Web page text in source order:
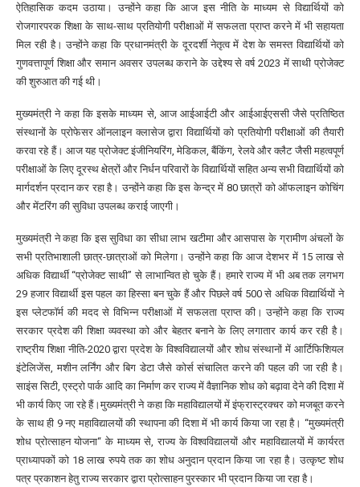
ऐतिहासिक कदम उठाया। उन्होंने कहा कि आज इस नीति के माध्यम से विद्यार्थियों को
रोजगारपरक शिक्षा के साथ-साथ प्रतियोगी परीक्षाओं में सफलता प्राप्त करने में भी सहायता
मिल रही है। उन्होंने कहा कि प्रधानमंत्री के दूरदर्शी नेतृत्व में देश के समस्त विद्यार्थियों को
गुणवत्तापूर्ण शिक्षा और समान अवसर उपलब्ध कराने के उद्देश्य से वर्ष 2023 में साथी प्रोजेक्ट
की शुरुआत की गई थी।
मुख्यमंत्री ने कहा कि इसके माध्यम से, आज आईआईटी और आईआईएससी जैसे प्रतिष्ठित
संस्थानों के प्रोफेसर ऑनलाइन क्लासेज द्वारा विद्यार्थियों को प्रतियोगी परीक्षाओं की तैयारी
करवा रहे हैं। आज यह प्रोजेक्ट इंजीनियरिंग, मेडिकल, बैंकिंग, रेलवे और क्लैट जैसी महत्वपूर्ण
परीक्षाओं के लिए दूरस्थ क्षेत्रों और निर्धन परिवारों के विद्यार्थियों सहित अन्य सभी विद्यार्थियों को
मार्गदर्शन प्रदान कर रहा है। उन्होंने कहा कि इस केन्द्र में 80 छात्रों को ऑफलाइन कोचिंग
और मेंटरिंग की सुविधा उपलब्ध कराई जाएगी।
मुख्यमंत्री ने कहा कि इस सुविधा का सीधा लाभ खटीमा और आसपास के ग्रामीण अंचलों के
सभी प्रतिभाशाली छात्र-छात्राओं को मिलेगा। उन्होंने कहा कि आज देशभर में 15 लाख से
अधिक विद्यार्थी “प्रोजेक्ट साथी” से लाभान्वित हो चुके हैं। हमारे राज्य में भी अब तक लगभग
29 हजार विद्यार्थी इस पहल का हिस्सा बन चुके हैं और पिछले वर्ष 500 से अधिक विद्यार्थियों ने
इस प्लेटफॉर्म की मदद से विभिन्न परीक्षाओं में सफलता प्राप्त की। उन्होंने कहा कि राज्य
सरकार प्रदेश की शिक्षा व्यवस्था को और बेहतर बनाने के लिए लगातार कार्य कर रही है।
राष्ट्रीय शिक्षा नीति-2020 द्वारा प्रदेश के विश्वविद्यालयों और शोध संस्थानों में आर्टिफिशियल
इंटेलिजेंस, मशीन लर्निंग और बिग डेटा जैसे कोर्स संचालित करने की पहल की जा रही है।
साइंस सिटी, एस्ट्रो पार्क आदि का निर्माण कर राज्य में वैज्ञानिक शोध को बढ़ावा देने की दिशा में
भी कार्य किए जा रहे हैं।मुख्यमंत्री ने कहा कि महाविद्यालयों में इंफ्रास्ट्रक्चर को मजबूत करने
के साथ ही 9 नए महाविद्यालयों की स्थापना की दिशा में भी कार्य किया जा रहा है। “मुख्यमंत्री
शोध प्रोत्साहन योजना“ के माध्यम से, राज्य के विश्वविद्यालयों और महाविद्यालयों में कार्यरत
प्राध्यापकों को 18 लाख रुपये तक का शोध अनुदान प्रदान किया जा रहा है। उत्कृष्ट शोध
पत्र प्रकाशन हेतु राज्य सरकार द्वारा प्रोत्साहन पुरस्कार भी प्रदान किया जा रहा है।